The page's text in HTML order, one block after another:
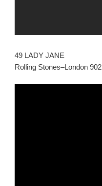
49 LADY JANE
Rolling Stones–London 902